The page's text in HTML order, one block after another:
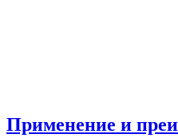
Применение и